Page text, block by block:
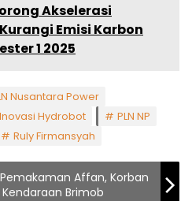
Akselerasi
Emisi Karbon
1 2025
Nusantara Power
Inovasi Hydrobot
PLN NP
Ruly Firmansyah
Affan, Korban
Brimob